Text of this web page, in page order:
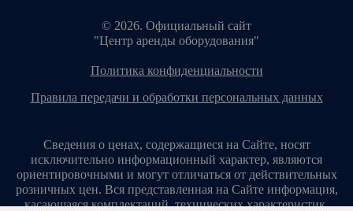
© 2026. Официальный сайт
"Центр аренды оборудования"
политика конфиденциальности
правила передачи и обработки персональных данных
Сведения о ценах, содержащиеся на Сайте, носят
исключительно информационный характер, являются
ориентировочными и могут отличаться от действительных
розничных цен. Вся представленная на Сайте информация,
касающаяся комплектаций, технических характеристик,